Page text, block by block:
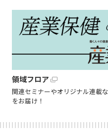
領域フロア
関連セミナーやオリジナル連載
をお届け！